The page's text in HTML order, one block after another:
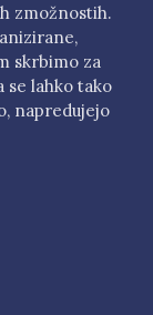
zmožnostih.
skrbimo za
se lahko tako
napredujejo